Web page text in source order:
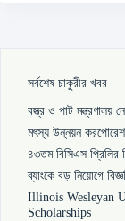
সর্বশেষ চাকুরীর খবর
বস্ত্র ও পাট মন্ত্রণালয়
মৎস্য উন্নয়ন
৪৩তম বিসিএস প্রিলির
ব্যাংকে বড় নিয়োগে
Illinois Wesleyan
Scholarships